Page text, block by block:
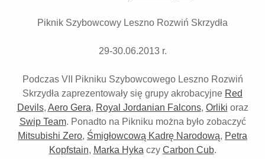
Piknik Szybowcowy Leszno Rozwiń Skrzydła
29-30.06.2013 r.
Podczas VII Pikniku Szybowcowego Leszno Rozwiń
Skrzydła zaprezentowały się grupy akrobacyjne Red
Devils, Aero Gera, Royal Jordanian Falcons, Orliki oraz
Swip Team. Ponadto na Pikniku można było zobaczyć
Mitsubishi Zero, Śmigłowcową Kadrę Narodową, Petra
Kopfstain, Marka Hyka czy Carbon Cub.